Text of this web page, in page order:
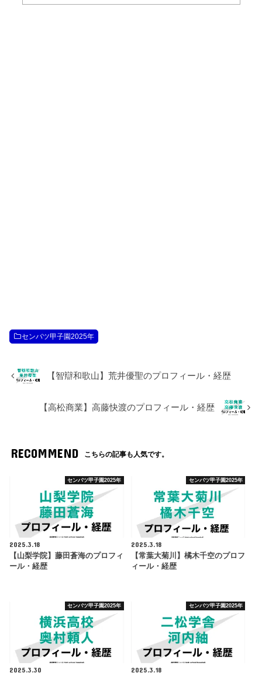
センバツ甲子園2025年
【智辯和歌山】荒井優聖のプロフィール・経歴
【高松商業】高藤快渡のプロフィール・経歴
RECOMMEND こちらの記事も人気です。
センバツ甲子園2025年
2025.3.18
【山梨学院】藤田蒼海のプロフィ
ール・経歴
センバツ甲子園2025年
2025.3.18
【常葉大菊川】橘木千空のプロフ
ィール・経歴
センバツ甲子園2025年
2025.3.30
センバツ甲子園2025年
2025.3.18